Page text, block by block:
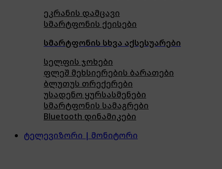
ეკრანის დამცავი
სმარტფონის ქეისები
სმარტფონის სხვა აქსესუარები
სელფის ჯოხები
ფლეშ მეხსიერების ბარათები
ბლუთუს თრექერები
უსადენო ყურსასმენები
სმარტფონის სამაგრები
Bluetooth დინამიკები
ტელევიზორი | მონიტორი